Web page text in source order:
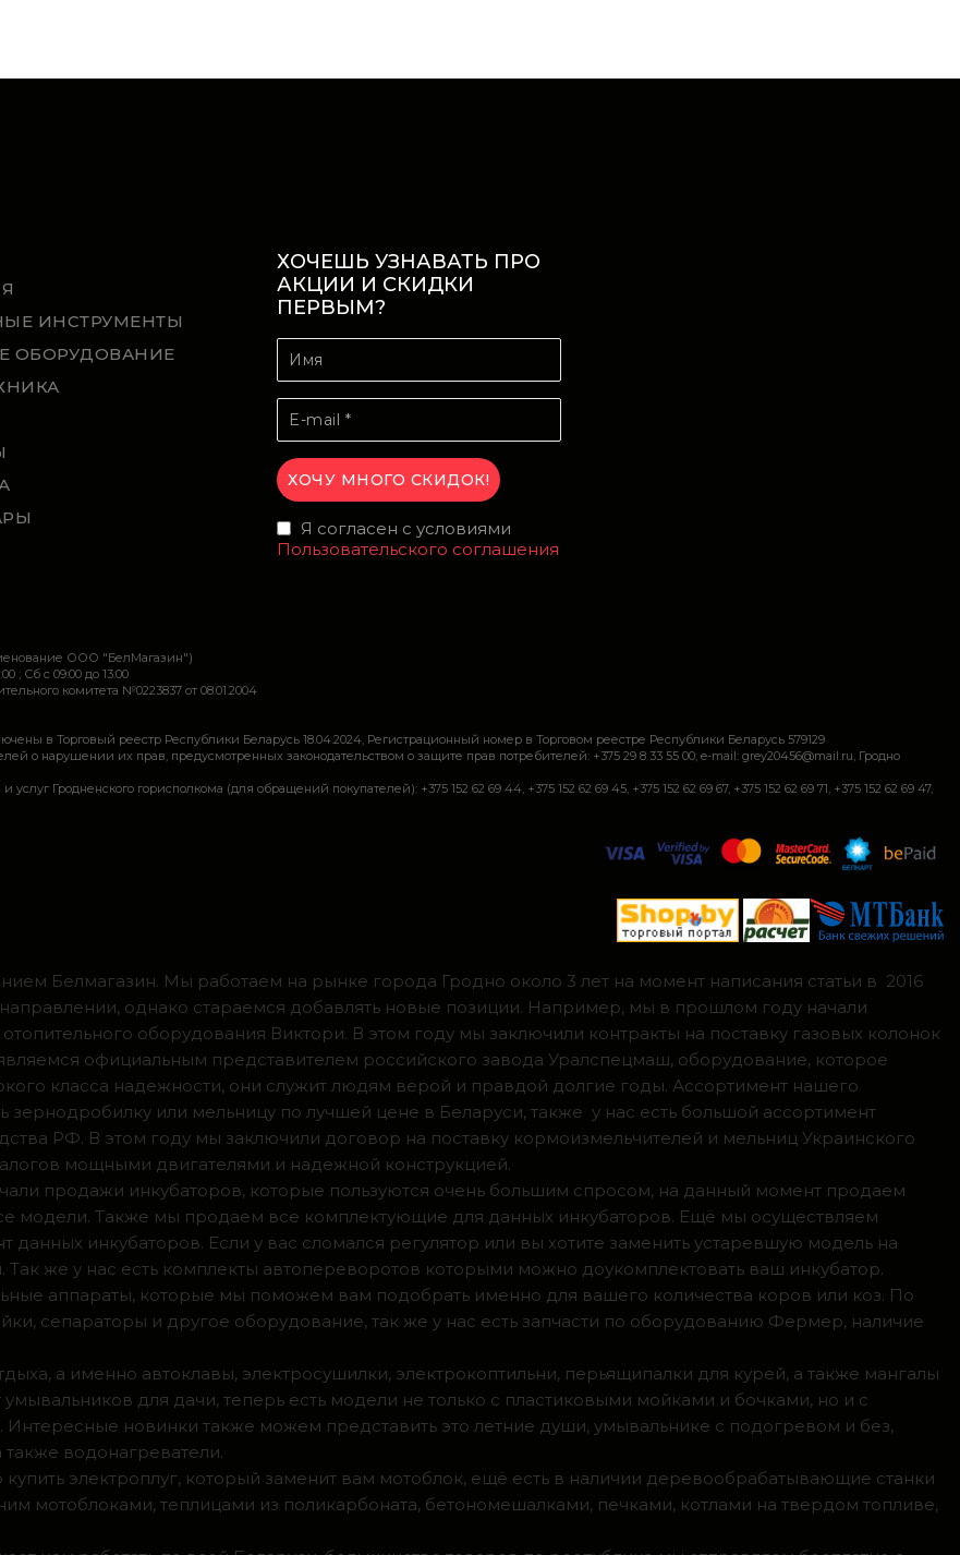
ИНСТРУМЕНТЫ
ОБОРУДОВАНИЕ
ХОЧЕШЬ УЗНАВАТЬ ПРО
АКЦИИ И СКИДКИ
ПЕРВЫМ?
Я согласен с условиями
Пользовательского соглашения
ООО "БелМагазин")
; Сб c 09:00 до 13:00
комитета №0223837 от 08.01.2004
в Торговый реестр Республики Беларусь 18.04.2024, Регистрационный номер в Торговом реестре Республики Беларусь 579129
о нарушении их прав, предусмотренных законодательством о защите прав потребителей: +375 29 8 33 55 00, e-mail: grey20456@mail.ru, Гродно
Гродненского горисполкома (для обращений покупателей): +375 152 62 69 44, +375 152 62 69 45, +375 152 62 69 67, +375 152 62 69 71, +375 152 62 69 47,
Белмагазин. Мы работаем на рынке города Гродно около 3 лет на момент написания статьи в 2016
однако стараемся добавлять новые позиции. Например, мы в прошлом году начали
оборудования Виктори. В этом году мы заключили контракты на поставку газовых колонок
официальным представителем российского завода Уралспецмаш, оборудование, которое
класса надежности, они служит людям верой и правдой долгие годы. Ассортимент нашего
или мельницу по лучшей цене в Беларуси, также у нас есть большой ассортимент
РФ. В этом году мы заключили договор на поставку кормоизмельчителей и мельниц Украинского
мощными двигателями и надежной конструкцией.
продажи инкубаторов, которые пользуются очень большим спросом, на данный момент продаем
модели. Также мы продаем все комплектующие для данных инкубаторов. Ещё мы осуществляем
инкубаторов. Если у вас сломался регулятор или вы хотите заменить устаревшую модель на
же у нас есть комплекты автопереворотов которыми можно доукомплектовать ваш инкубатор.
аппараты, которые мы поможем вам подобрать именно для вашего количества коров или коз. По
сепараторы и другое оборудование, так же у нас есть запчасти по оборудованию Фермер, наличие
а именно автоклавы, электросушилки, электрокоптильни, перьящипалки для курей, а также мангалы
для дачи, теперь есть модели не только с пластиковыми мойками и бочками, но и с
новинки также можем представить это летние души, умывальнике с подогревом и без,
водонагреватели.
электроплуг, который заменит вам мотоблок, ещё есть в наличии деревообрабатывающие станки
мотоблоками, теплицами из поликарбоната, бетономешалками, печками, котлами на твердом топливе,